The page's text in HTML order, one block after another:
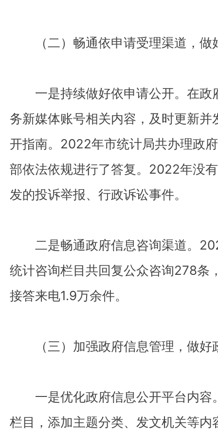
（二）畅通依申请受理渠道，
一是持续做好依申请公开。在
务新媒体账号相关内容，及时更新
开指南。2022年市统计局共办理政
部依法依规进行了答复。2022年没
发的投诉举报、行政诉讼事件。
二是畅通政府信息咨询渠道。
统计咨询栏目共回复公众咨询278条
接答来电1.9万余件。
（三）加强政府信息管理，做
一是优化政府信息公开平台内
栏目，添加主题分类、发文机关等